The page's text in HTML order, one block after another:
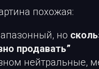
похожая:
но
продавать”
нейтральные,